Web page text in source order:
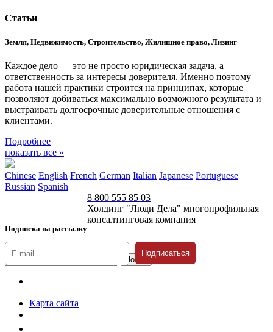
Статьи
Земля, Недвижимость, Строительство, Жилищное право, Лизинг
Каждое дело — это не просто юридическая задача, а
ответственность за интересы доверителя. Именно поэтому
работа нашей практики строится на принципах, которые
позволяют добиваться максимально возможного результата и
выстраивать долгосрочные доверительные отношения с
клиентами.
Подробнее
показать все »
Chinese English French German Italian Japanese Portuguese
Russian Spanish
Подписка на рассылку
8 800 555 85 03
Холдинг "Люди Дела" многопрофильная
консалтинговая компания
Подписаться
Карта сайта